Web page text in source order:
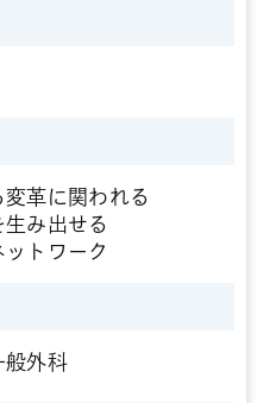
革に関われる
み出せる
トワーク
般外科